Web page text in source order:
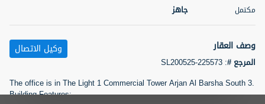
المعروض
غير مفروش /ة
اسم الوسيط
TATIANA VEBER
رقم الوسيط
5 أشهر +
مكتمل جاهز
وصف العقار
المرجع #:
SL200525-225573
وكيل الاتصال
The office is in The Light 1 Commercial Tower Arjan Al Barsha South 3.
Building Features:
تصفية